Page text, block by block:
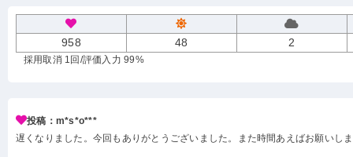
958 48 2
採用取消 1回 /評価入力 99%
投稿：m*s*o***
遅くなりました。今回もありがとうございました。また時間あえばお願いし